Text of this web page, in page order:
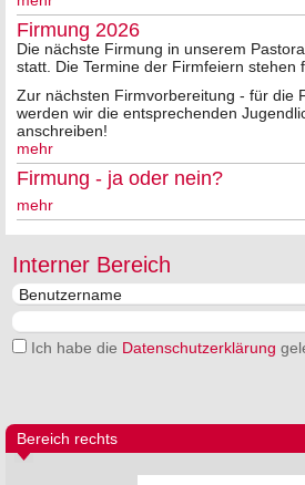
Firmung 2026
Die nächste Firmung in unserem
statt. Die Termine der Firmfeiern stehen
Zur nächsten Firmvorbereitung - für die
werden wir die entsprechenden
anschreiben!
mehr
Firmung - ja oder nein?
mehr
Interner Bereich
Ich habe die Datenschutzerklärung
Bereich rechts